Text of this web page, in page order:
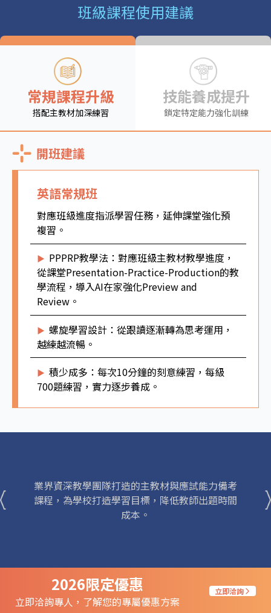
班級課程使用建議
常規課程升級
搭配主教材加深練習
技能養成提升
鎖定特定能力強化訓練
開班建議
英語常規班
對應班級進度指派學習任務，延伸課堂強化預
複習。
▶ PPPRP教學法：對應班級主教材教學進度，
從課堂Presentation-Practice-Production的教
學流程，導入AI在家強化Preview and
Review。
▶ 螺旋學習設計：從跟讀逐漸轉為思考運用，
越練越流暢。
▶ 積少成多：每次10分鐘的刻意練習，每級
700題練習，實力逐步養成。
業界資深教學團隊打造的主教材與應試能力備考
課程，為學校打造學習目標，降低教師出題時間
成本。
2026限定優惠
立即洽詢專人，了解您的專屬優惠方案
立即洽詢arrow_forward_ios